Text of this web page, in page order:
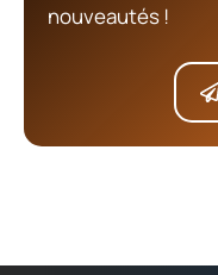
nouveautés !